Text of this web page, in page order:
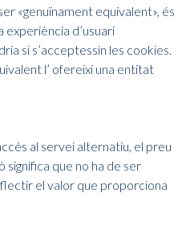
«genuïnament equivalent», és
experiència d’usuari
si s’acceptessin les cookies.
l’ ofereixi una entitat
al servei alternatiu, el preu
significa que no ha de ser
el valor que proporciona